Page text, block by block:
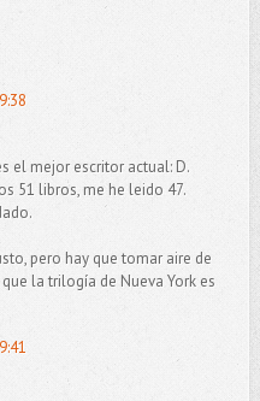
el mejor escritor actual: D.
51 libros, me he leido 47.
pero hay que tomar aire de
la trilogía de Nueva York es